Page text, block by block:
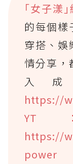
｢女子漾｣
的每個樣
穿搭、娛
情分享，
入
https://
YT
https://
power